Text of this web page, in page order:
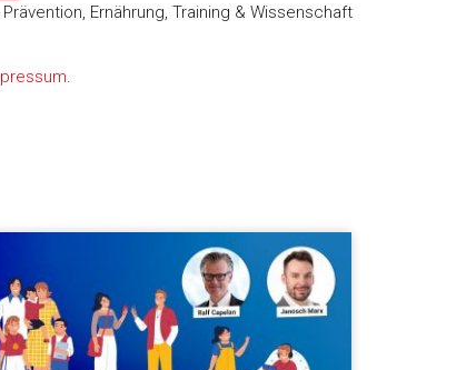
Ernährung, Training & Wissenschaft
.